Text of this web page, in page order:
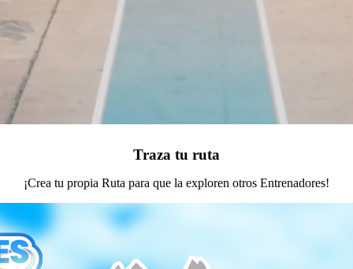
Traza tu ruta
¡Crea tu propia Ruta para que la exploren otros Entrenadores!